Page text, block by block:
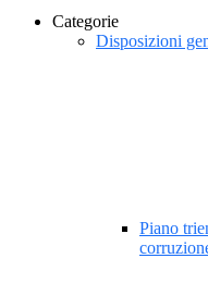
Categorie
Disposizioni
Piano